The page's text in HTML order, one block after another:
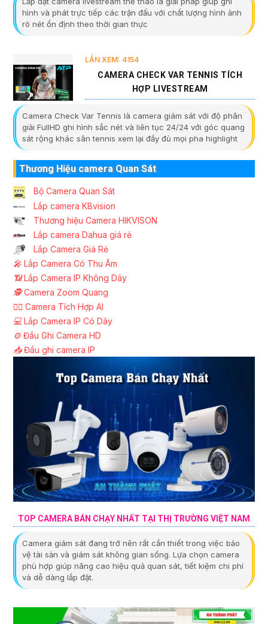
hình và phát trực tiếp các trận đấu với chất lượng hình ảnh
rõ nét ổn định theo thời gian thực
LẦN XEM: 4154
CAMERA CHECK VAR TENNIS TÍCH
HỢP LIVESTREAM
Camera Check Var Tennis là camera giám sát với độ phân
giải FullHD ghi hình sắc nét và liên tục 24/24 với góc quang
sát rộng khác sân tennis xem lại đầy đủ mọi pha highlight
Thương Hiệu camera Quan Sát
Bộ Camera Quan Sát
Lắp camera KBvision
Thương hiệu Camera HIKVISON
Lắp camera Dahua giá rẻ
Lắp Camera Giá Rẻ
️🎤️ Lắp Camera Có Thu Âm
📶Lắp Camera IP Không Dây
🕵️Camera Zoom Quang
🧛‍♀️ Camera Tích Hợp AI
💻 Lắp Camera IP Có Dây
⚙️ Đầu Ghi Camera HD
📥Đầu ghi camera IP
TOP CAMERA BÁN CHẠY NHẤT TẠI THỊ TRƯỜNG VIỆT NAM
Camera giám sát đang trở nên rất cần thiết trong việc bảo
vệ tài sản và giám sát không gian sống. Lựa chọn camera
phù hợp giúp nâng cao hiệu quả quan sát, tiết kiệm chi phí
và dễ dàng lắp đặt.